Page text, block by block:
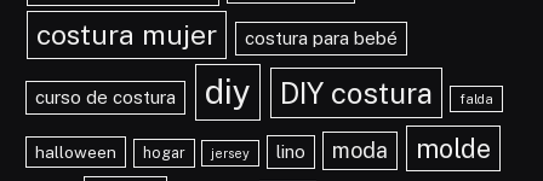
costura mujer costura para bebé
curso de costura diy DIY costura falda
halloween hogar jersey lino moda molde